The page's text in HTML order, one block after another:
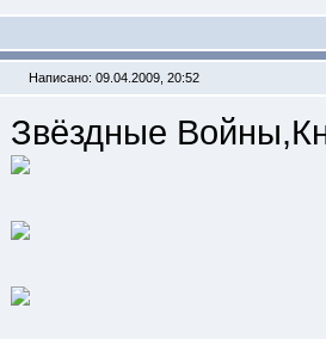
Написано: 09.04.2009, 20:52
Звёздные